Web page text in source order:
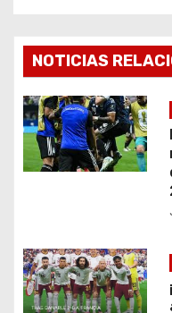
g
a
c
i
d
NOTICIAS